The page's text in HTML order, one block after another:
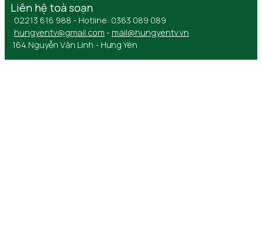
Liên hệ toà soạn
02213 616 988 - Hotline: 0363 089 089
hungyentv@gmail.com - mail@hungyentv.vn
164 Nguyễn Văn Linh - Hưng Yên